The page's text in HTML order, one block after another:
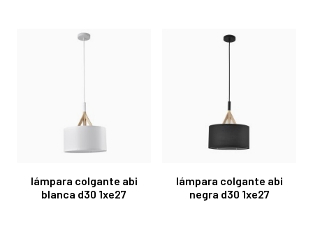
lámpara colgante abi
blanca d30 1xe27
lámpara colgante abi
negra d30 1xe27